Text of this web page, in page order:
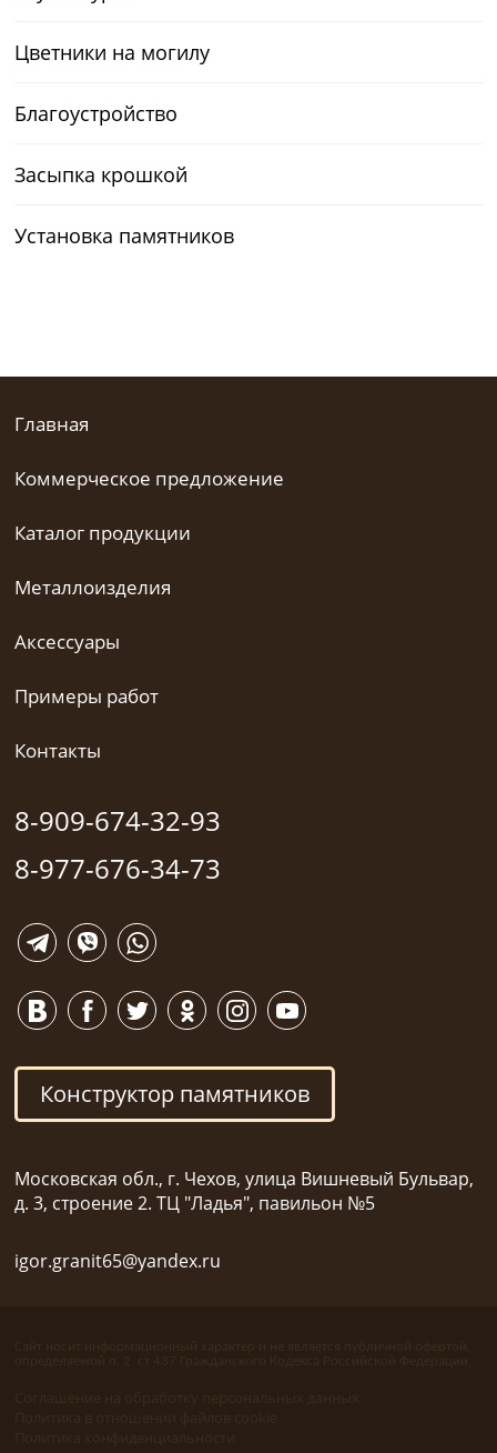
Цветники на могилу
Благоустройство
Засыпка крошкой
Установка памятников
Главная
Коммерческое предложение
Каталог продукции
Металлоизделия
Аксессуары
Примеры работ
Контакты
8-909-674-32-93
8-977-676-34-73
Конструктор памятников
Московская обл., г. Чехов, улица Вишневый Бульвар,
д. 3, строение 2. ТЦ "Ладья", павильон №5
igor.granit65@yandex.ru